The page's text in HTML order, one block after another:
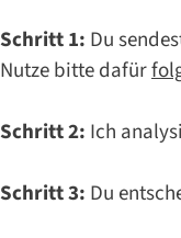
Schritt 1: Du
Nutze bitte dafür
Schritt 2: Ich
Schritt 3: Du